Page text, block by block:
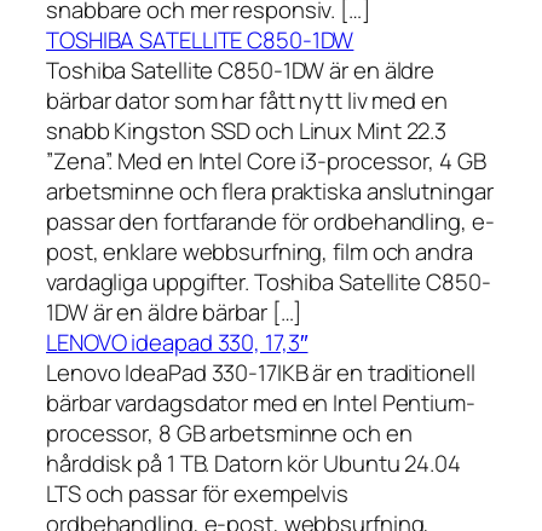
snabbare och mer responsiv. […]
TOSHIBA SATELLITE C850-1DW
Toshiba Satellite C850-1DW är en äldre
bärbar dator som har fått nytt liv med en
snabb Kingston SSD och Linux Mint 22.3
”Zena”. Med en Intel Core i3-processor, 4 GB
arbetsminne och flera praktiska anslutningar
passar den fortfarande för ordbehandling, e-
post, enklare webbsurfning, film och andra
vardagliga uppgifter. Toshiba Satellite C850-
1DW är en äldre bärbar […]
LENOVO ideapad 330, 17,3″
Lenovo IdeaPad 330-17IKB är en traditionell
bärbar vardagsdator med en Intel Pentium-
processor, 8 GB arbetsminne och en
hårddisk på 1 TB. Datorn kör Ubuntu 24.04
LTS och passar för exempelvis
ordbehandling, e-post, webbsurfning,